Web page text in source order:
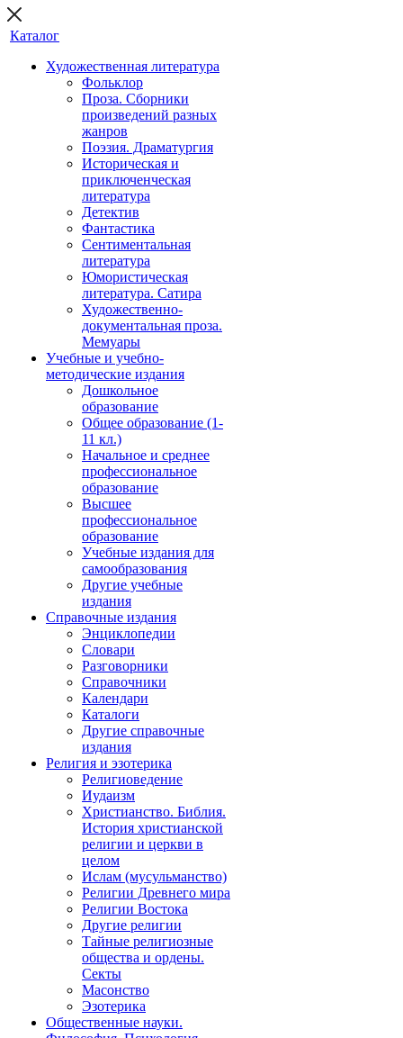
Каталог
Художественная литература
Фольклор
Проза. Сборники
произведений разных
жанров
Поэзия. Драматургия
Историческая и
приключенческая
литература
Детектив
Фантастика
Сентиментальная
литература
Юмористическая
литература. Сатира
Художественно-
документальная проза.
Мемуары
Учебные и учебно-
методические издания
Дошкольное
образование
Общее образование (1-
11 кл.)
Начальное и среднее
профессиональное
образование
Высшее
профессиональное
образование
Учебные издания для
самообразования
Другие учебные
издания
Справочные издания
Энциклопедии
Словари
Разговорники
Справочники
Календари
Каталоги
Другие справочные
издания
Религия и эзотерика
Религиоведение
Иудаизм
Христианство. Библия.
История христианской
религии и церкви в
целом
Ислам (мусульманство)
Религии Древнего мира
Религии Востока
Другие религии
Тайные религиозные
общества и ордены.
Секты
Масонство
Эзотерика
Общественные науки.